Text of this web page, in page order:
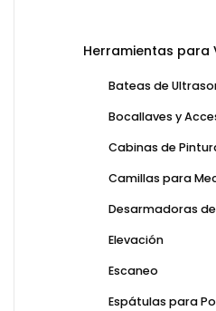
Herramientas para
Bateas de
Bocallaves y
Cabinas de
Camillas para
Desarmadoras
Elevación
Escaneo
Espátulas para